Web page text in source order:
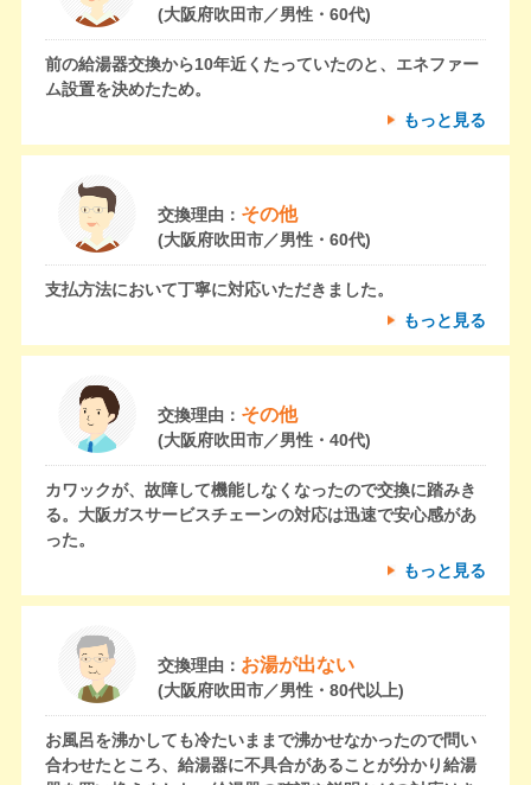
(大阪府吹田市／男性・60代)
前の給湯器交換から10年近くたっていたのと、エネファー
ム設置を決めたため。
もっと見る
交換理由： その他
(大阪府吹田市／男性・60代)
支払方法において丁寧に対応いただきました。
もっと見る
交換理由： その他
(大阪府吹田市／男性・40代)
カワックが、故障して機能しなくなったので交換に踏みき
る。大阪ガスサービスチェーンの対応は迅速で安心感があ
った。
もっと見る
交換理由： お湯が出ない
(大阪府吹田市／男性・80代以上)
お風呂を沸かしても冷たいままで沸かせなかったので問い
合わせたところ、給湯器に不具合があることが分かり給湯